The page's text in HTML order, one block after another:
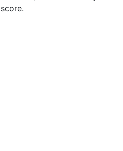
score.